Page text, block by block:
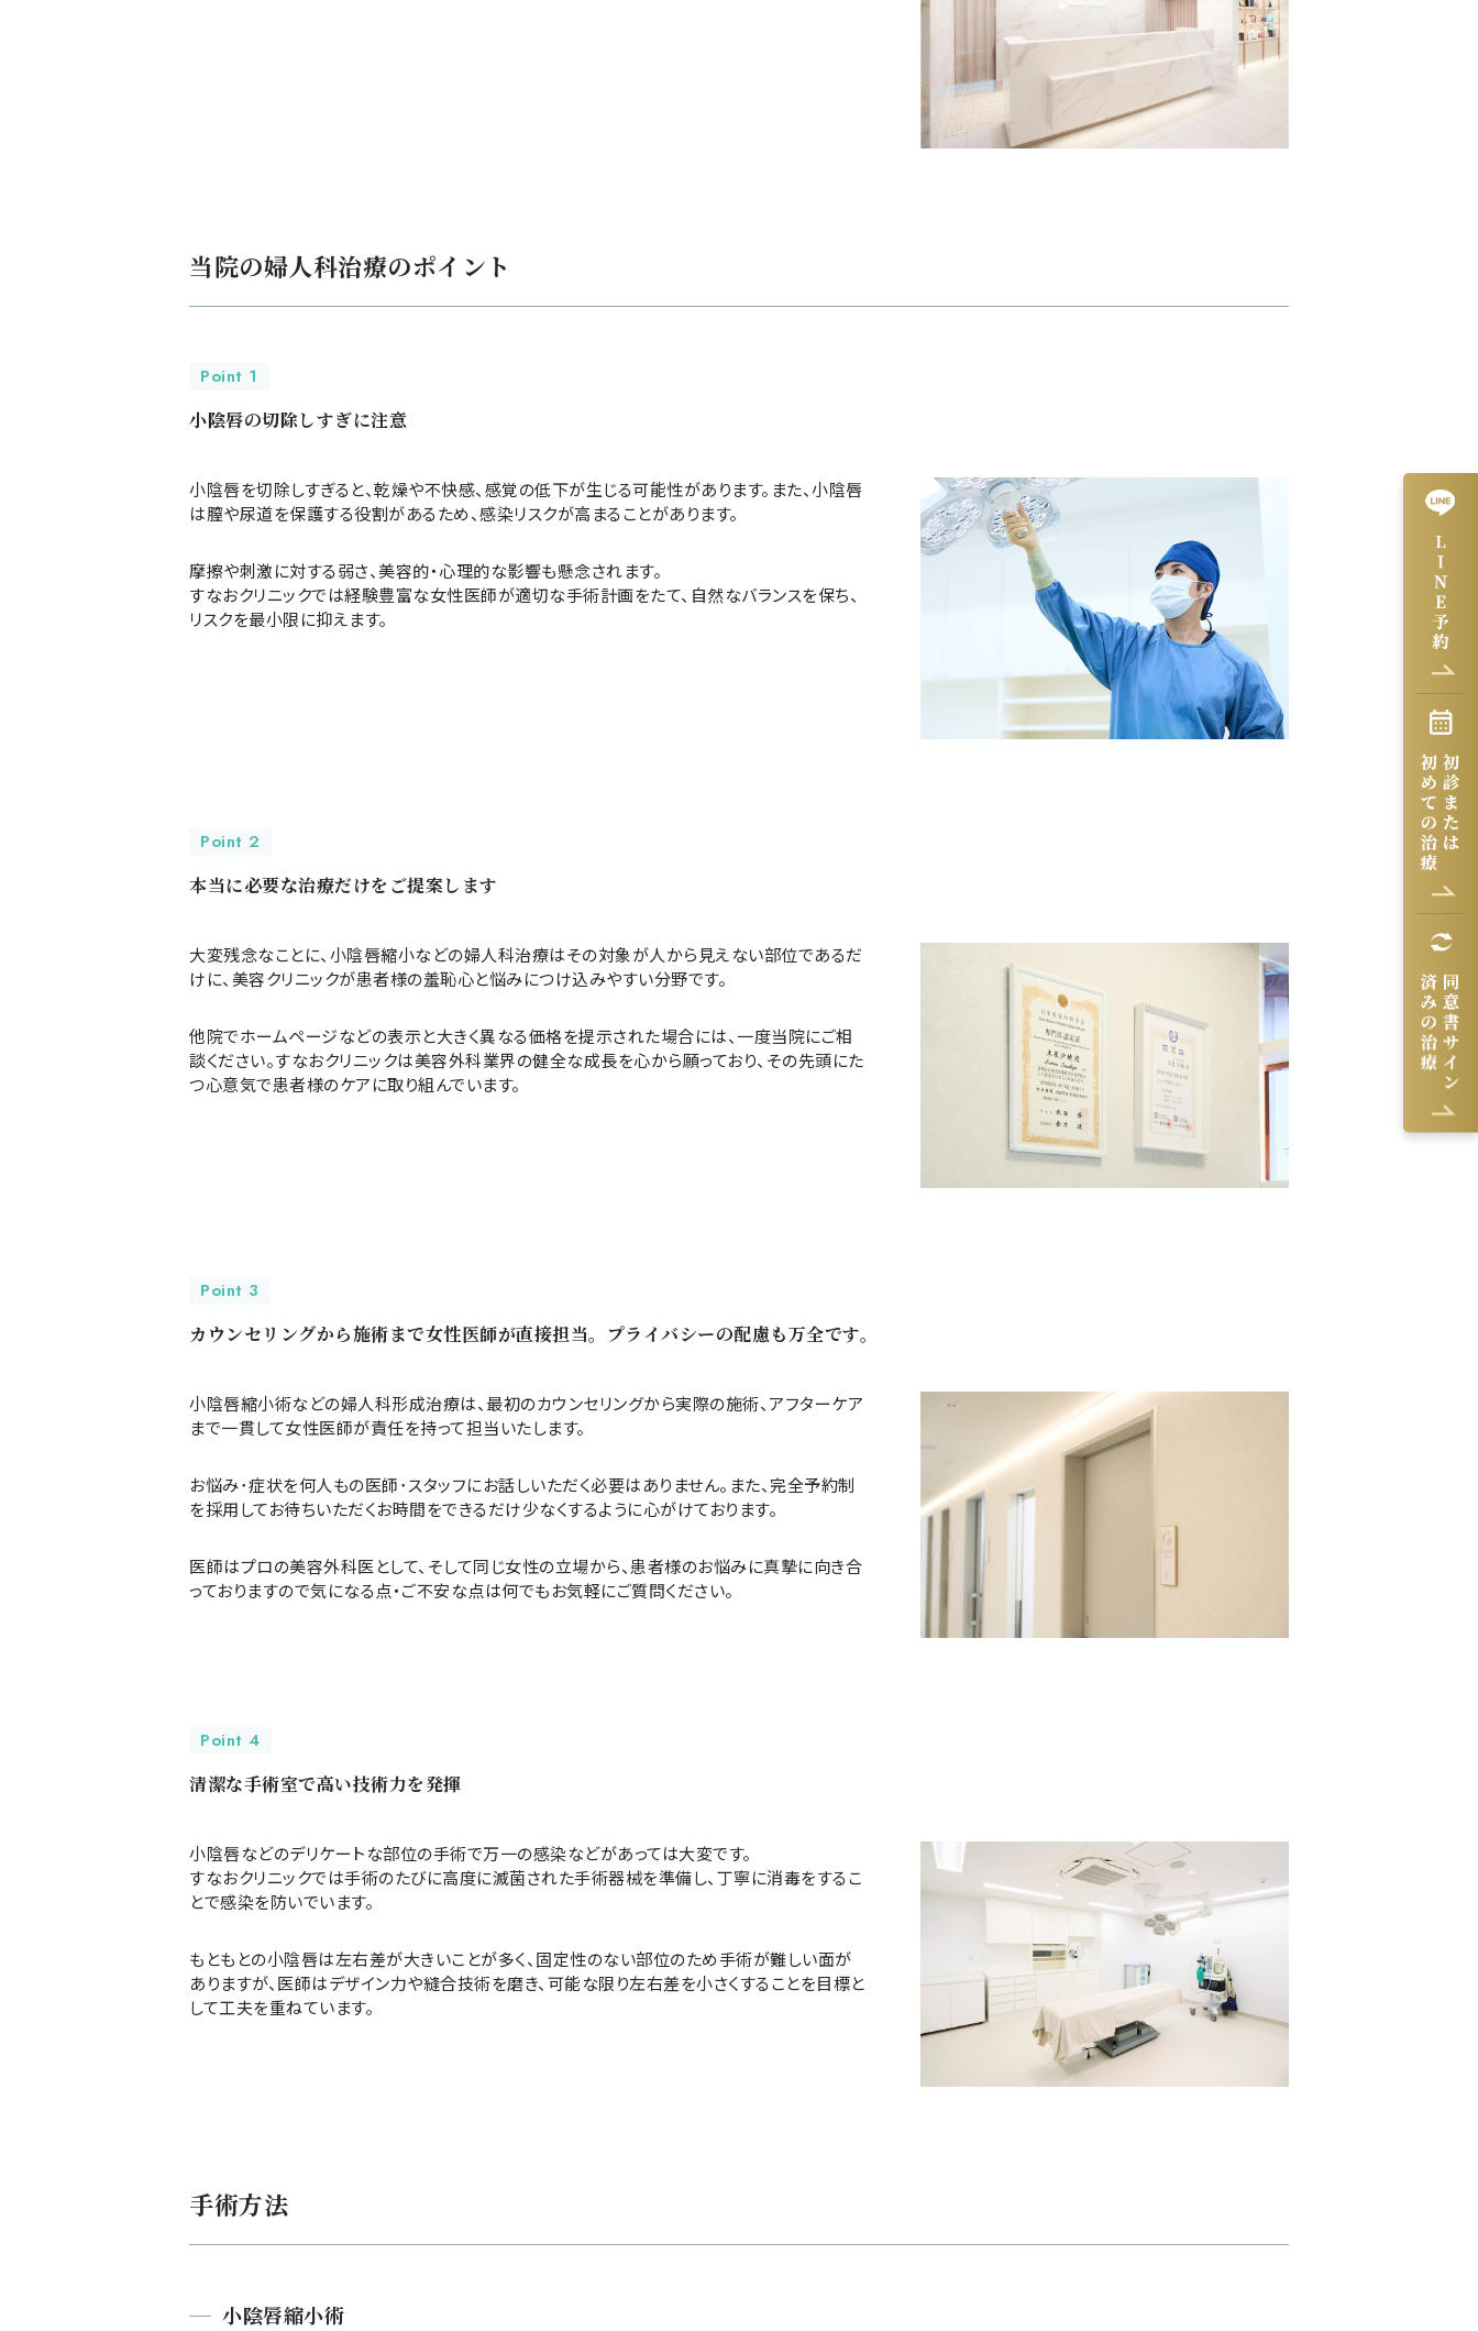
当院の婦人科治療のポイント
Point 1
小陰唇の切除しすぎに注意
小陰唇を切除しすぎると、乾燥や不快感、感覚の低下が生じる可能性があります。また、小陰唇
は膣や尿道を保護する役割があるため、感染リスクが高まることがあります。
摩擦や刺激に対する弱さ、美容的・心理的な影響も懸念されます。
すなおクリニックでは経験豊富な女性医師が適切な手術計画をたて、自然なバランスを保ち、
リスクを最小限に抑えます。
Point 2
本当に必要な治療だけをご提案します
大変残念なことに、小陰唇縮小などの婦人科治療はその対象が人から見えない部位であるだ
けに、美容クリニックが患者様の羞恥心と悩みにつけ込みやすい分野です。
他院でホームページなどの表示と大きく異なる価格を提示された場合には、一度当院にご相
談ください。すなおクリニックは美容外科業界の健全な成長を心から願っており、その先頭にた
つ心意気で患者様のケアに取り組んでいます。
Point 3
カウンセリングから施術まで女性医師が直接担当。プライバシーの配慮も万全です。
小陰唇縮小術などの婦人科形成治療は、最初のカウンセリングから実際の施術、アフターケア
まで一貫して女性医師が責任を持って担当いたします。
お悩み･症状を何人もの医師･スタッフにお話しいただく必要はありません。また、完全予約制
を採用してお待ちいただくお時間をできるだけ少なくするように心がけております。
医師はプロの美容外科医として、そして同じ女性の立場から、患者様のお悩みに真摯に向き合
っておりますので気になる点・ご不安な点は何でもお気軽にご質問ください。
Point 4
清潔な手術室で高い技術力を発揮
小陰唇などのデリケートな部位の手術で万一の感染などがあっては大変です。
すなおクリニックでは手術のたびに高度に滅菌された手術器械を準備し、丁寧に消毒をするこ
とで感染を防いでいます。
もともとの小陰唇は左右差が大きいことが多く、固定性のない部位のため手術が難しい面が
ありますが、医師はデザイン力や縫合技術を磨き、可能な限り左右差を小さくすることを目標と
して工夫を重ねています。
手術方法
小陰唇縮小術